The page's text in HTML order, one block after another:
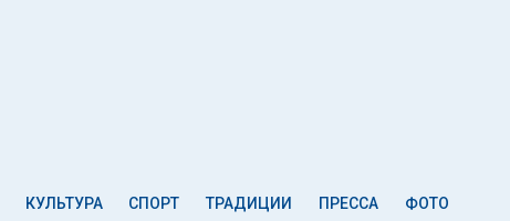
КУЛЬТУРА СПОРТ ТРАДИЦИИ ПРЕССА ФОТО